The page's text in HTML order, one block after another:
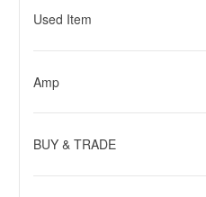
Used Item
Amp
BUY & TRADE